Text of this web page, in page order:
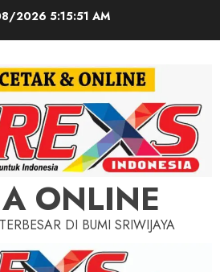
2026 5:15:53 AM
ONLINE
DI BUMI SRIWIJAYA